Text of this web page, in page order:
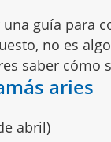
una guía para
no es
saber cómo
aries
abril)